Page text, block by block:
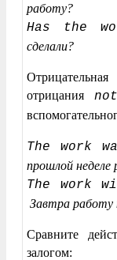
работу?
Has the
сделали?
отрицанияnot
The work
прошлой неделе
The work
Завтра работу
Сравните
залогом: